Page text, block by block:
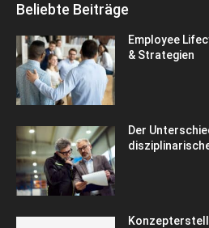
Beliebte Beiträge
Employee
& Strategien
Der